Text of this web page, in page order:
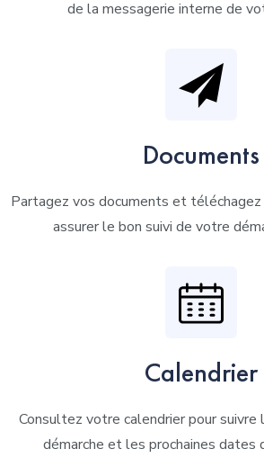
de la messagerie interne de
Documents
Partagez vos documents et
assurer le bon suivi de votre
Calendrier
Consultez votre calendrier pour
démarche et les prochaines dates